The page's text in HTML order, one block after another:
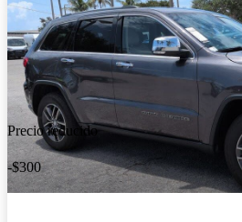
Precio reducido
-$300